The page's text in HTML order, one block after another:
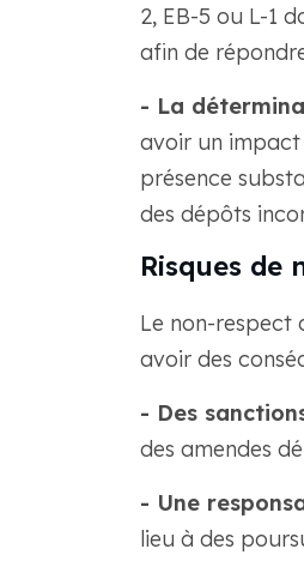
2, EB-5 ou L-1
afin de
- La
avoir un impact
présence
des dépôts
Risques de
Le non-respect
avoir des
- Des
des amendes
- Une
lieu à des